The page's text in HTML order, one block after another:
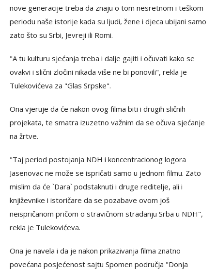
nove generacije treba da znaju o tom nesretnom i teškom
periodu naše istorije kada su ljudi, žene i djeca ubijani samo
zato što su Srbi, Jevreji ili Romi.
"A tu kulturu sjećanja treba i dalje gajiti i očuvati kako se
ovakvi i slični zločini nikada više ne bi ponovili", rekla je
Tulekovićeva za "Glas Srpske".
Ona vjeruje da će nakon ovog filma biti i drugih sličnih
projekata, te smatra izuzetno važnim da se očuva sjećanje
na žrtve.
"Taj period postojanja NDH i koncentracionog logora
Jasenovac ne može se ispričati samo u jednom filmu. Zato
mislim da će `Dara` podstaknuti i druge reditelje, ali i
književnike i istoričare da se pozabave ovom još
neispričanom pričom o stravičnom stradanju Srba u NDH",
rekla je Tulekovićeva.
Ona je navela i da je nakon prikazivanja filma znatno
povećana posjećenost sajtu Spomen područja "Donja